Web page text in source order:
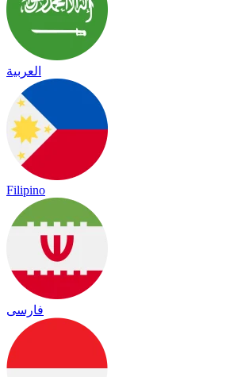
العربية
Filipino
فارسی